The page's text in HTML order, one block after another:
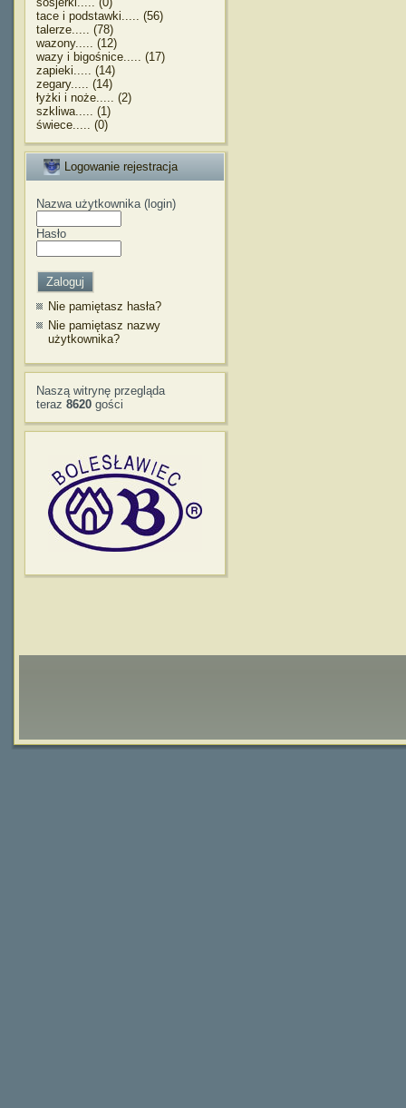
tace i podstawki..... (56)
talerze..... (78)
wazony..... (12)
wazy i bigośnice..... (17)
zapieki..... (14)
zegary..... (14)
łyżki i noże..... (2)
szkliwa..... (1)
świece..... (0)
Logowanie rejestracja
Nazwa użytkownika (login)
Hasło
Nie pamiętasz hasła?
Nie pamiętasz nazwy
użytkownika?
Naszą witrynę przegląda
teraz 8620 gości